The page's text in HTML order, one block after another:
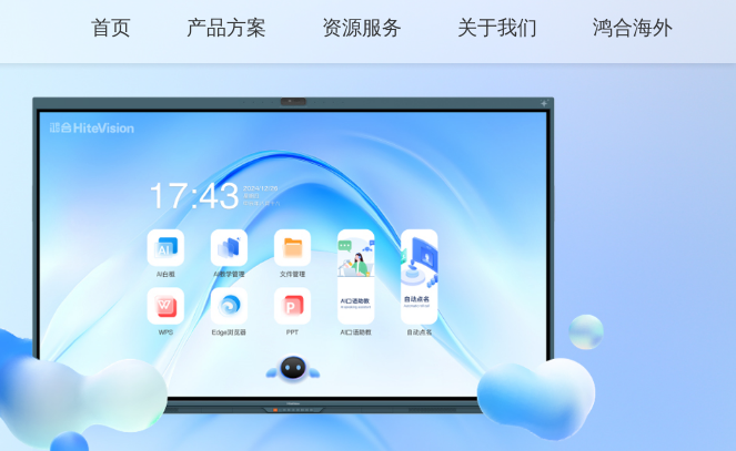
首页 产品方案
服务平台
资源服务
云开放平台
保修权益
常见问题
服务网点
联系客服
关于我们
监督举报
鸿合海外